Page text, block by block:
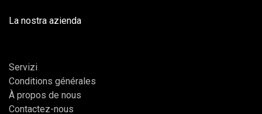
La nostra azienda
Servizi
Conditions générales
À propos de nous
Contactez-nous